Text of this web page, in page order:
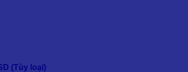
(Tùy loại)